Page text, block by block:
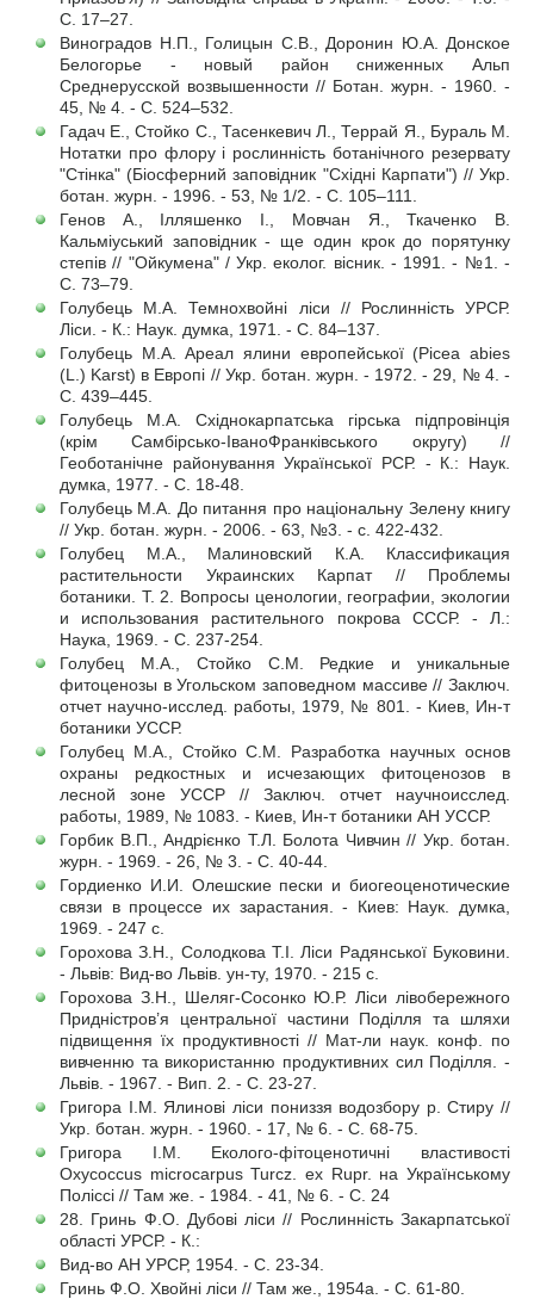
С. 17–27.
Виноградов Н.П., Голицын С.В., Доронин Ю.А. Донское
Белогорье - новый район сниженных Альп
Среднерусской возвышенности // Ботан. журн. - 1960. -
45, № 4. - С. 524–532.
Гадач Е., Стойко С., Тасенкевич Л., Террай Я., Бураль М.
Нотатки про флору і рослинність ботанічного резервату
"Стінка" (Біосферний заповідник "Східні Карпати") // Укр.
ботан. журн. - 1996. - 53, № 1/2. - С. 105–111.
Генов А., Ілляшенко І., Мовчан Я., Ткаченко В.
Кальміуський заповідник - ще один крок до порятунку
степів // "Ойкумена" / Укр. еколог. вісник. - 1991. - №1. -
С. 73–79.
Голубець М.А. Темнохвойні ліси // Рослинність УРСР.
Ліси. - К.: Наук. думка, 1971. - С. 84–137.
Голубець М.А. Ареал ялини европейської (Picea abies
(L.) Karst) в Европі // Укр. ботан. журн. - 1972. - 29, № 4. -
С. 439–445.
Голубець М.А. Східнокарпатська гірська підпровінція
(крім Самбірсько-ІваноФранківського округу) //
Геоботанічне районування Української РСР. - К.: Наук.
думка, 1977. - С. 18-48.
Голубець М.А. До питання про національну Зелену книгу
// Укр. ботан. журн. - 2006. - 63, №3. - с. 422-432.
Голубец М.А., Малиновский К.А. Классификация
растительности Украинских Карпат // Проблемы
ботаники. Т. 2. Вопросы ценологии, географии, экологии
и использования растительного покрова СССР. - Л.:
Наука, 1969. - С. 237-254.
Голубец М.А., Стойко С.М. Редкие и уникальные
фитоценозы в Угольском заповедном массиве // Заключ.
отчет научно-исслед. работы, 1979, № 801. - Киев, Ин-т
ботаники УССР.
Голубец М.А., Стойко С.М. Разработка научных основ
охраны редкостных и исчезающих фитоценозов в
лесной зоне УССР // Заключ. отчет научноисслед.
работы, 1989, № 1083. - Киев, Ин-т ботаники АН УССР.
Горбик В.П., Андрієнко Т.Л. Болота Чивчин // Укр. ботан.
журн. - 1969. - 26, № 3. - С. 40-44.
Гордиенко И.И. Олешские пески и биогеоценотические
связи в процессе их зарастания. - Киев: Наук. думка,
1969. - 247 с.
Горохова З.Н., Солодкова Т.І. Ліси Радянської Буковини.
- Львів: Вид-во Львів. ун-ту, 1970. - 215 с.
Горохова З.Н., Шеляг-Сосонко Ю.Р. Ліси лівобережного
Придністров’я центральної частини Поділля та шляхи
підвищення їх продуктивності // Мат-ли наук. конф. по
вивченню та використанню продуктивних сил Поділля. -
Львів. - 1967. - Вип. 2. - С. 23-27.
Григора І.М. Ялинові ліси пониззя водозбору р. Стиру //
Укр. ботан. журн. - 1960. - 17, № 6. - С. 68-75.
Григора І.М. Еколого-фітоценотичні властивості
Oxycoccus microcarpus Turcz. ex Rupr. на Українському
Поліссі // Там же. - 1984. - 41, № 6. - С. 24
28. Гринь Ф.О. Дубові ліси // Рослинність Закарпатської
області УРСР. - К.:
Вид-во АН УРСР, 1954. - С. 23-34.
Гринь Ф.О. Хвойні ліси // Там же., 1954а. - С. 61-80.